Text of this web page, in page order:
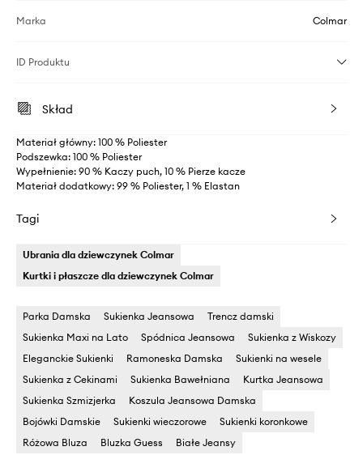
Marka Colmar
ID Produktu
Skład
Materiał główny: 100 % Poliester
Podszewka: 100 % Poliester
Wypełnienie: 90 % Kaczy puch, 10 % Pierze kacze
Materiał dodatkowy: 99 % Poliester, 1 % Elastan
Tagi
Ubrania dla dziewczynek Colmar
Kurtki i płaszcze dla dziewczynek Colmar
Parka Damska Sukienka Jeansowa
Trencz damski
Sukienka Maxi na Lato
Spódnica Jeansowa
Sukienka z Wiskozy
Eleganckie Sukienki
Ramoneska Damska
Sukienki na wesele
Sukienka z Cekinami
Sukienka Bawełniana
Kurtka Jeansowa
Sukienka Szmizjerka
Koszula Jeansowa Damska
Bojówki Damskie
Sukienki wieczorowe
Sukienki koronkowe
Różowa Bluza
Bluzka Guess Białe Jeansy